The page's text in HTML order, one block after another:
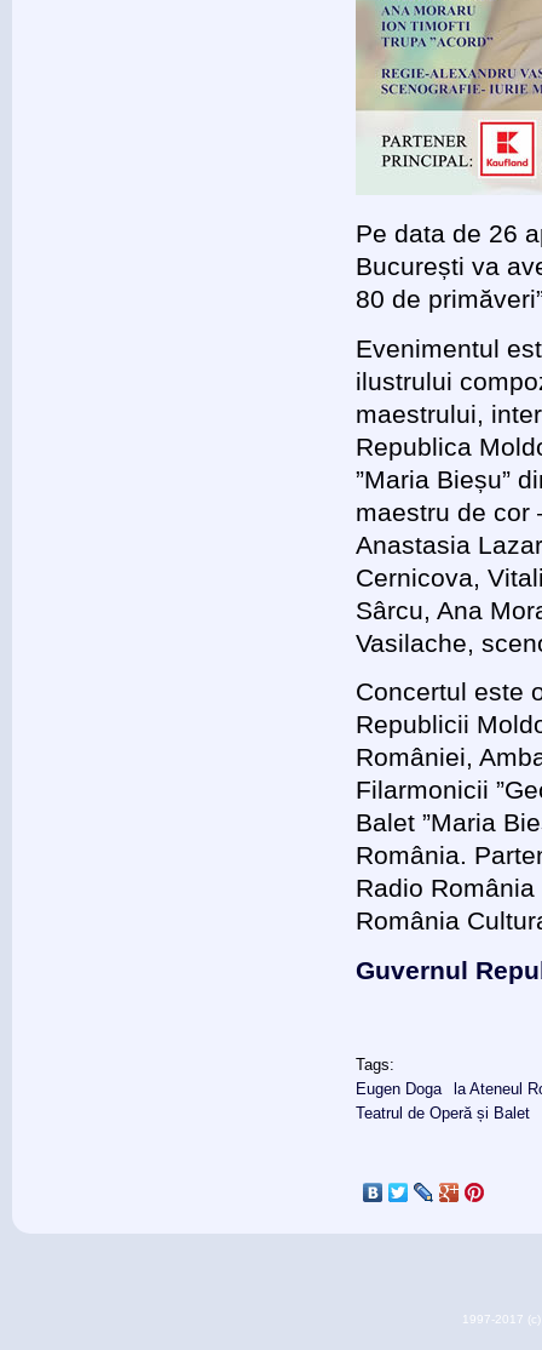
Pe data de 26
București va
80 de
Evenimentul
ilustrului
maestrului,
Republica
”Maria Bieșu”
maestru de cor
Anastasia
Cernicova,
Sârcu, Ana
Vasilache,
Concertul este
Republicii
României,
Filarmonicii
Balet ”Maria
România.
Radio
România
Guvernul
Tags:
Eugen Doga
la Ateneul
Teatrul de Operă și Balet
1997-2017